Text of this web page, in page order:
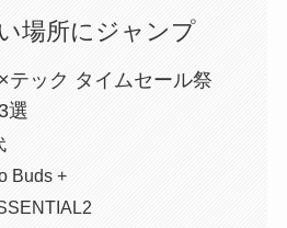
場所にジャンプ
テック タイムセール祭
選
Buds +